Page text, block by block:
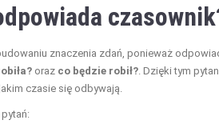
znaczenia zdań, ponieważ
oraz co będzie robił? . Dzięki tym
czasie się odbywają.